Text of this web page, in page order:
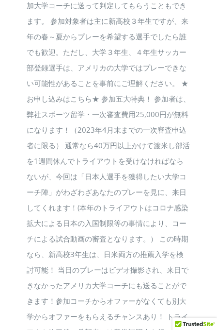
加大学コーチに送って判定してもらうこともでき
ます。 参加対象者は主に新高校３年生ですが、来
年の春～夏からプレーを希望する選手でしたら誰
でも歓迎。ただし、大学３年生、４年生サッカー
部登録選手は、アメリカの大学ではプレーできな
い可能性があることを事前にご理解ください。 ★
お申し込みはこちら★ 参加五大特典！ 参加者は、
弊社スポーツ留学・一次審査費用25,000円が無料
になります！（2023年4月末までの一次審査申込
者に限る） 通常なら40万円以上かけて渡米し部活
を1週間休んでトライアウトを受けなければなら
ないが、今回は「日本人選手を獲得したい大学コ
ーチ陣」がわざわざあなたのプレーを見に、来日
してくれます！(本年のトライアウトはコロナ感染
拡大による日本の入国制限等の事情により、コー
チによる試合動画の審査となります。） この時期
なら、新高校3年生は、日米両方の推薦入学を検
討可能！ 当日のプレーはビデオ撮影され、来日で
きなかったアメリカ大学コーチにも送ることがで
きます！参加コーチからオファーがなくても別大
学からオファーをもらえるチャンスあり！ トライ